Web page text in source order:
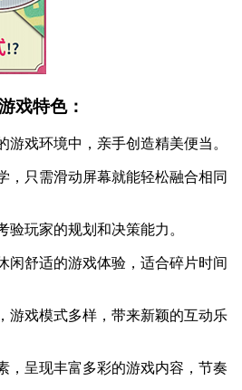
戏特色：
游戏环境中，亲手创造精美便当。
，只需滑动屏幕就能轻松融合相同
验玩家的规划和决策能力。
闲舒适的游戏体验，适合碎片时间
游戏模式多样，带来新颖的互动乐
，呈现丰富多彩的游戏内容，节奏